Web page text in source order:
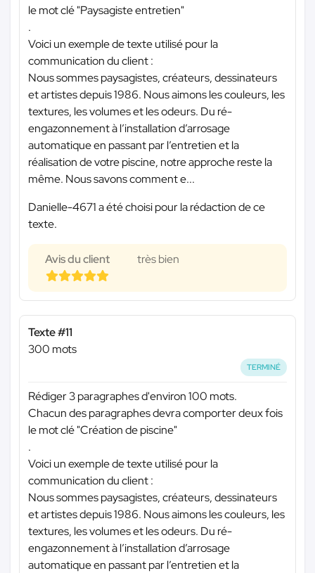
le mot clé "Paysagiste entretien"
.
Voici un exemple de texte utilisé pour la
communication du client :
Nous sommes paysagistes, créateurs, dessinateurs
et artistes depuis 1986. Nous aimons les couleurs, les
textures, les volumes et les odeurs. Du ré-
engazonnement à l’installation d’arrosage
automatique en passant par l’entretien et la
réalisation de votre piscine, notre approche reste la
même. Nous savons comment e...
Danielle-4671 a été choisi pour la rédaction de ce
texte.
Avis du client très bien
Texte #11
300 mots
TERMINÉ
Rédiger 3 paragraphes d'environ 100 mots.
Chacun des paragraphes devra comporter deux fois
le mot clé "Création de piscine"
.
Voici un exemple de texte utilisé pour la
communication du client :
Nous sommes paysagistes, créateurs, dessinateurs
et artistes depuis 1986. Nous aimons les couleurs, les
textures, les volumes et les odeurs. Du ré-
engazonnement à l’installation d’arrosage
automatique en passant par l’entretien et la